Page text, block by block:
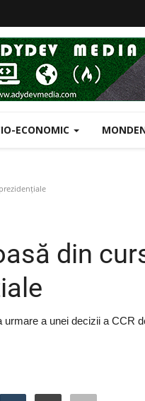
ECONOMIC
din
urmare a unei decizii a CCR